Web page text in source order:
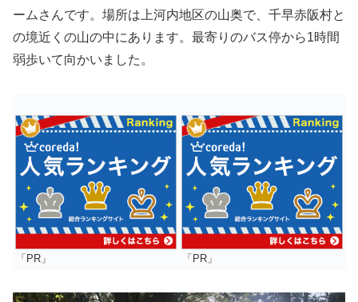
ームさんです。場所は上河内地区の山奥で、千早赤阪村と
の境近くの山の中にあります。最寄りのバス停から1時間
弱歩いて向かいました。
「PR」 「PR」